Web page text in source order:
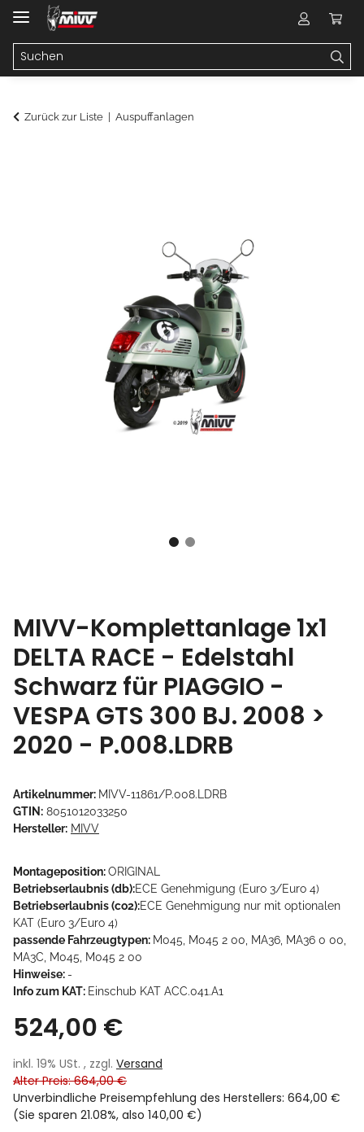
Zurück zur Liste Auspuffanlagen
MIVV-Komplettanlage 1x1
DELTA RACE - Edelstahl
Schwarz für PIAGGIO -
VESPA GTS 300 BJ. 2008 >
2020 - P.008.LDRB
Artikelnummer: MIVV-11861/P.008.LDRB
GTIN: 8051012033250
Hersteller: MIVV
Montageposition:ORIGINAL
Betriebserlaubnis (db):ECE Genehmigung (Euro 3/Euro 4)
Betriebserlaubnis (co2):ECE Genehmigung nur mit optionalen
KAT (Euro 3/Euro 4)
passende Fahrzeugtypen: M045, M045 2 00, MA36, MA36 0 00,
MA3C, M045, M045 2 00
Hinweise: -
Info zum KAT: Einschub KAT ACC.041.A1
524,00 €
inkl. 19% USt. , zzgl. Versand
Alter Preis: 664,00 €
Unverbindliche Preisempfehlung des Herstellers: 664,00 €
(Sie sparen 21.08%, also 140,00 €)